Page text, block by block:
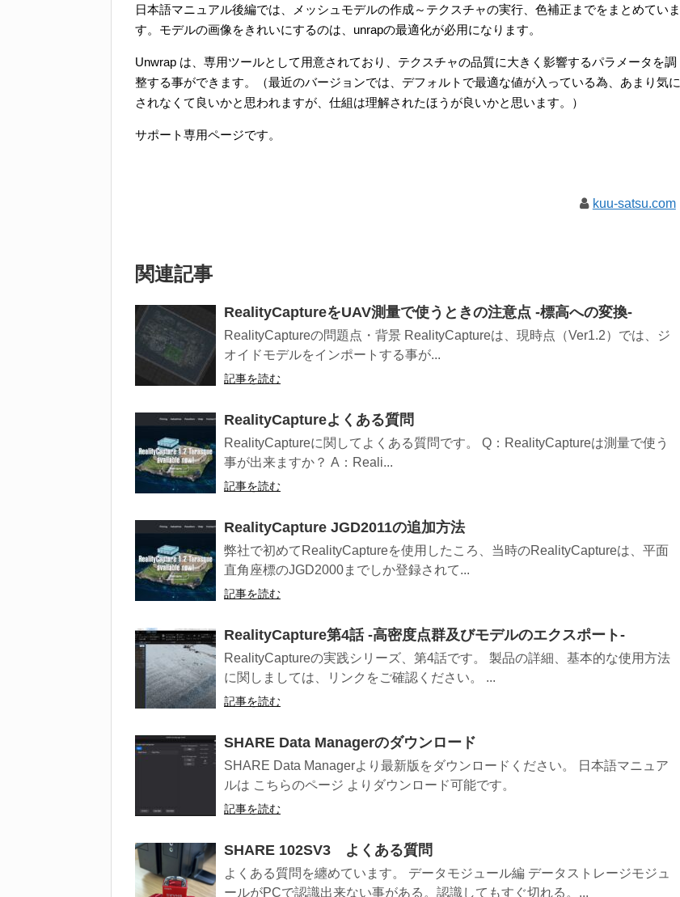
日本語マニュアル後編では、メッシュモデルの作成～テクスチャの実行、色補正までをまとめていま
す。モデルの画像をきれいにするのは、unrapの最適化が必用になります。
Unwrap は、専用ツールとして用意されており、テクスチャの品質に大きく影響するパラメータを調
整する事ができます。（最近のバージョンでは、デフォルトで最適な値が入っている為、あまり気に
されなくて良いかと思われますが、仕組は理解されたほうが良いかと思います。）
サポート専用ページです。
kuu-satsu.com
関連記事
RealityCaptureをUAV測量で使うときの注意点 -標高への変換-
RealityCaptureの問題点・背景 RealityCaptureは、現時点（Ver1.2）では、ジ
オイドモデルをインポートする事が...
記事を読む
RealityCaptureよくある質問
RealityCaptureに関してよくある質問です。 Q：RealityCaptureは測量で使う
事が出来ますか？ A：Reali...
記事を読む
RealityCapture JGD2011の追加方法
弊社で初めてRealityCaptureを使用したころ、当時のRealityCaptureは、平面
直角座標のJGD2000までしか登録されて...
記事を読む
RealityCapture第4話 -高密度点群及びモデルのエクスポート-
RealityCaptureの実践シリーズ、第4話です。 製品の詳細、基本的な使用方法
に関しましては、リンクをご確認ください。 ...
記事を読む
SHARE Data Managerのダウンロード
SHARE Data Managerより最新版をダウンロードください。 日本語マニュア
ルは こちらのページ よりダウンロード可能です。
記事を読む
SHARE 102SV3 よくある質問
よくある質問を纏めています。 データモジュール編 データストレージモジュ
ールがPCで認識出来ない事がある。認識してもすぐ切れる。...